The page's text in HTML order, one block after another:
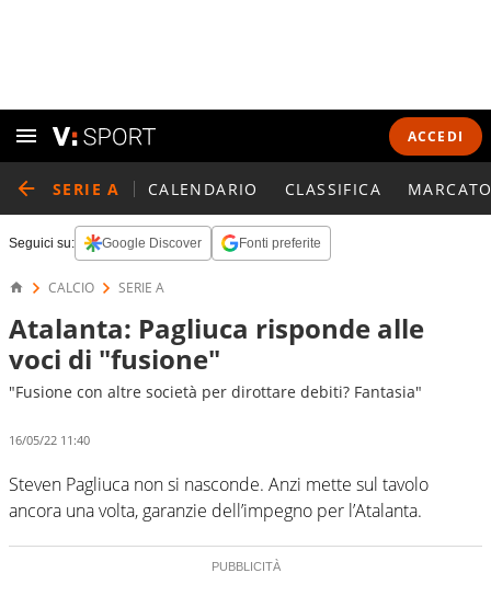
ACCEDI
SERIE A CALENDARIO CLASSIFICA
Seguici su: Google Discover Fonti preferite
CALCIO SERIE A
Atalanta: Pagliuca risponde alle
voci di "fusione"
"Fusione con altre società per dirottare debiti? Fantasia"
16/05/22 11:40
Steven Pagliuca non si nasconde. Anzi mette sul tavolo
ancora una volta, garanzie dell’impegno per l’Atalanta.